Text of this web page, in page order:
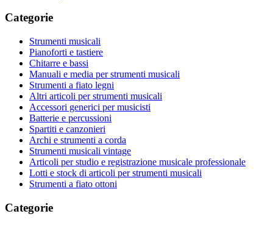
Categorie
Strumenti musicali
Pianoforti e tastiere
Chitarre e bassi
Manuali e media per strumenti musicali
Strumenti a fiato legni
Altri articoli per strumenti musicali
Accessori generici per musicisti
Batterie e percussioni
Spartiti e canzonieri
Archi e strumenti a corda
Strumenti musicali vintage
Articoli per studio e registrazione musicale professionale
Lotti e stock di articoli per strumenti musicali
Strumenti a fiato ottoni
Categorie